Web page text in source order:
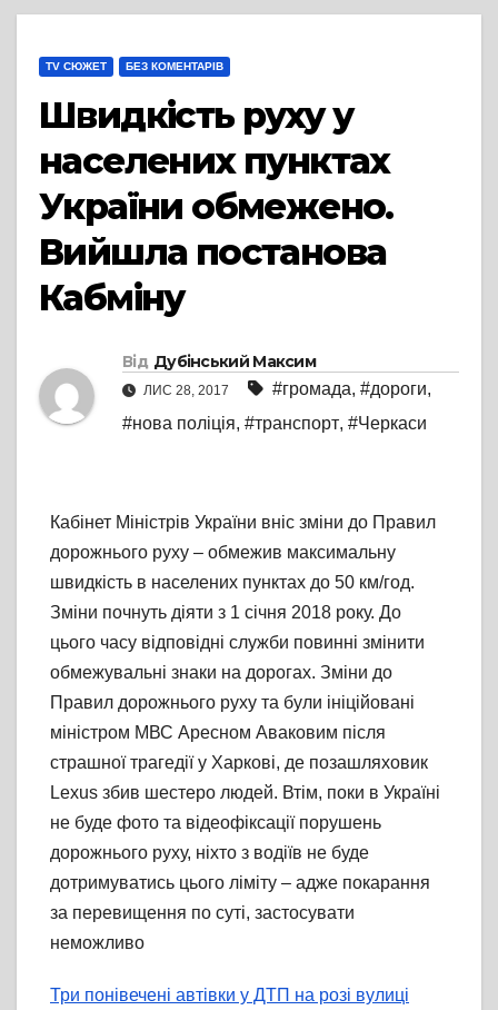
TV СЮЖЕТ БЕЗ КОМЕНТАРІВ
Швидкість руху у
населених пунктах
України обмежено.
Вийшла постанова
Кабміну
Від Дубінський Максим
ЛИС 28, 2017 #громада, #дороги,
#нова поліція, #транспорт, #Черкаси
Кабінет Міністрів України вніс зміни до Правил
дорожнього руху – обмежив максимальну
швидкість в населених пунктах до 50 км/год.
Зміни почнуть діяти з 1 січня 2018 року. До
цього часу відповідні служби повинні змінити
обмежувальні знаки на дорогах. Зміни до
Правил дорожнього руху та були ініційовані
міністром МВС Аресном Аваковим після
страшної трагедії у Харкові, де позашляховик
Lexus збив шестеро людей. Втім, поки в Україні
не буде фото та відеофіксації порушень
дорожнього руху, ніхто з водіїв не буде
дотримуватись цього ліміту – адже покарання
за перевищення по суті, застосувати
неможливо
Три понівечені автівки у ДТП на розі вулиці